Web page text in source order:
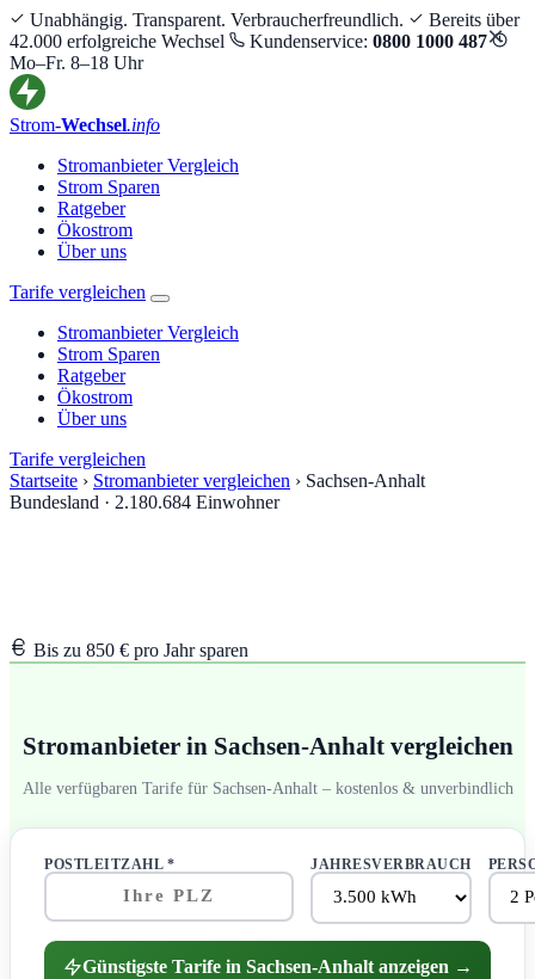
Unabhängig. Transparent. Verbraucherfreundlich.
Bereits über
42.000 erfolgreiche Wechsel
Kundenservice: 0800 1000 487
Mo–Fr. 8–18 Uhr
Strom-Wechsel.info
Stromanbieter Vergleich
Strom Sparen
Ratgeber
Ökostrom
Über uns
Tarife vergleichen
×
Stromanbieter Vergleich
Strom Sparen
Ratgeber
Ökostrom
Über uns
Tarife vergleichen
Startseite › Stromanbieter vergleichen › Sachsen-Anhalt
Bundesland · 2.180.684 Einwohner
Bis zu 850 € pro Jahr sparen
Stromanbieter in Sachsen-Anhalt vergleichen
Alle verfügbaren Tarife für Sachsen-Anhalt – kostenlos & unverbindlich
POSTLEITZAHL * JAHRESVERBRAUCH
Günstigste Tarife in Sachsen-Anhalt anzeigen →